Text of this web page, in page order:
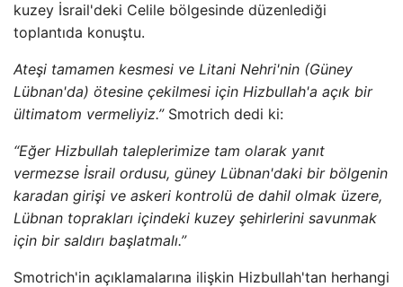
kuzey İsrail'deki Celile bölgesinde düzenlediği
toplantıda konuştu.
Ateşi tamamen kesmesi ve Litani Nehri'nin (Güney
Lübnan'da) ötesine çekilmesi için Hizbullah'a açık bir
ültimatom vermeliyiz.”Smotrich dedi ki:
“Eğer Hizbullah taleplerimize tam olarak yanıt
vermezse İsrail ordusu, güney Lübnan'daki bir bölgenin
karadan girişi ve askeri kontrolü de dahil olmak üzere,
Lübnan toprakları içindeki kuzey şehirlerini savunmak
için bir saldırı başlatmalı.”
Smotrich'in açıklamalarına ilişkin Hizbullah'tan herhangi